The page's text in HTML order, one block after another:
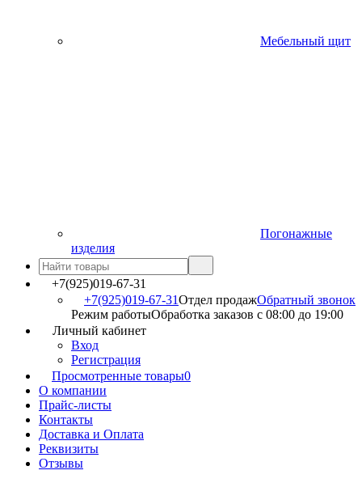
Мебельный щит
Погонажные
изделия
+7(925)019-67-31
+7(925)019-67-31Отдел продажОбратный звонок
Режим работыОбработка заказов с 08:00 до 19:00
Личный кабинет
Вход
Регистрация
Просмотренные товары0
О компании
Прайс-листы
Контакты
Доставка и Оплата
Реквизиты
Отзывы